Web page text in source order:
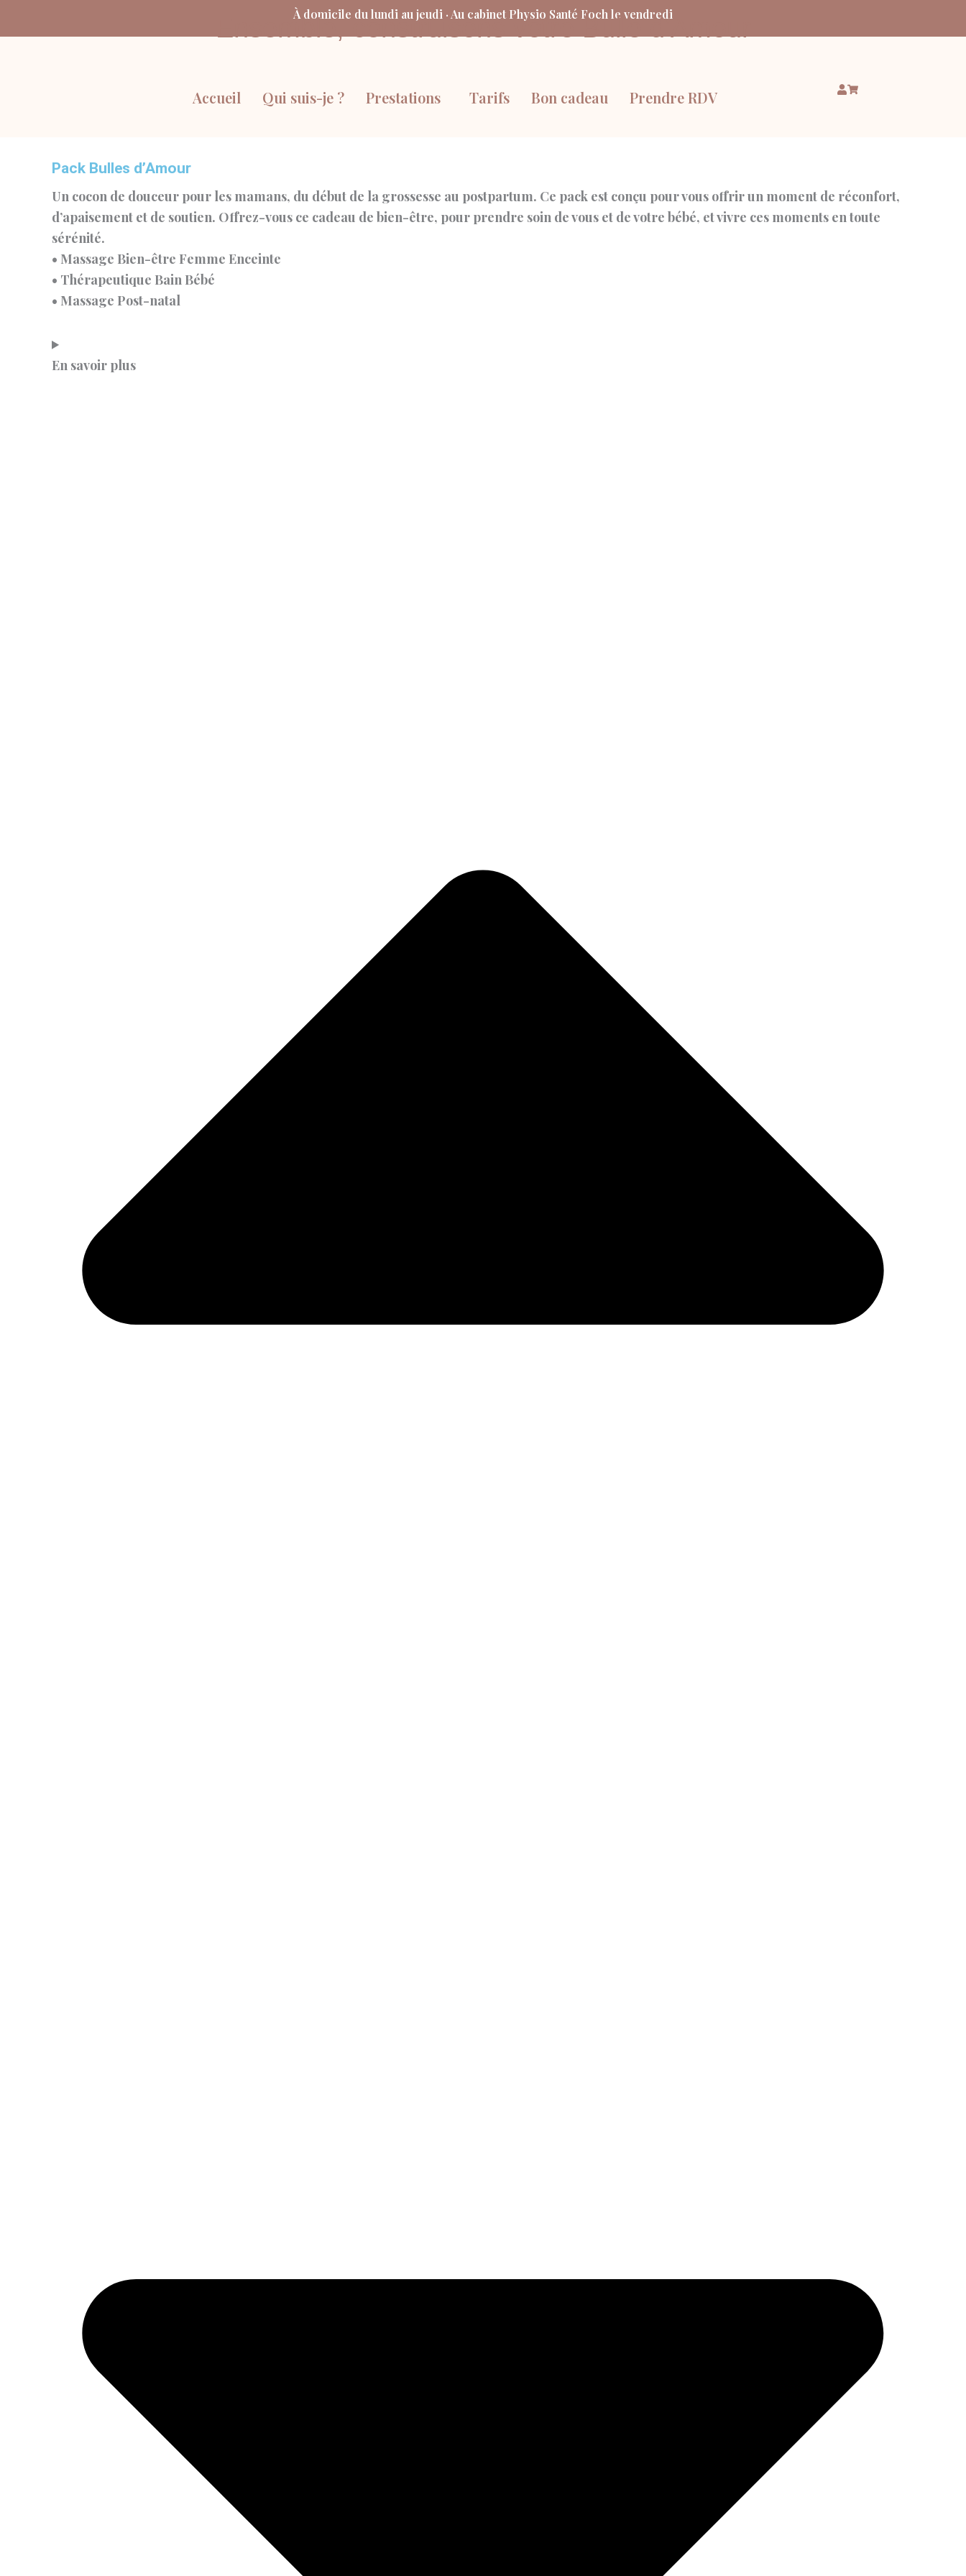
À domicile du lundi au jeudi · Au cabinet Physio Santé Foch le vendredi
Ensemble, construisons votre Bulle d’Amour
Accueil Qui suis-je ? Prestations Tarifs Bon cadeau Prendre RDV
Pack Bulles d’Amour
Un cocon de douceur pour les mamans, du début de la grossesse au postpartum. Ce pack est conçu pour vous offrir un moment de réconfort,
d’apaisement et de soutien. Offrez-vous ce cadeau de bien-être, pour prendre soin de vous et de votre bébé, et vivre ces moments en toute
sérénité.
•⁠ ⁠Massage Bien-être Femme Enceinte
•⁠ ⁠Thérapeutique Bain Bébé
•⁠ ⁠Massage Post-natal
En savoir plus